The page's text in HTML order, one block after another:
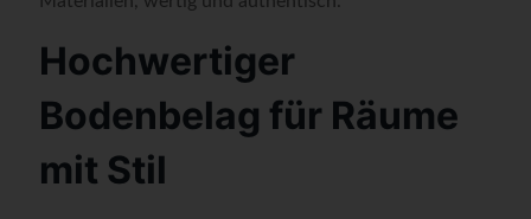
Hochwertiger
Bodenbelag für Räume
mit Stil